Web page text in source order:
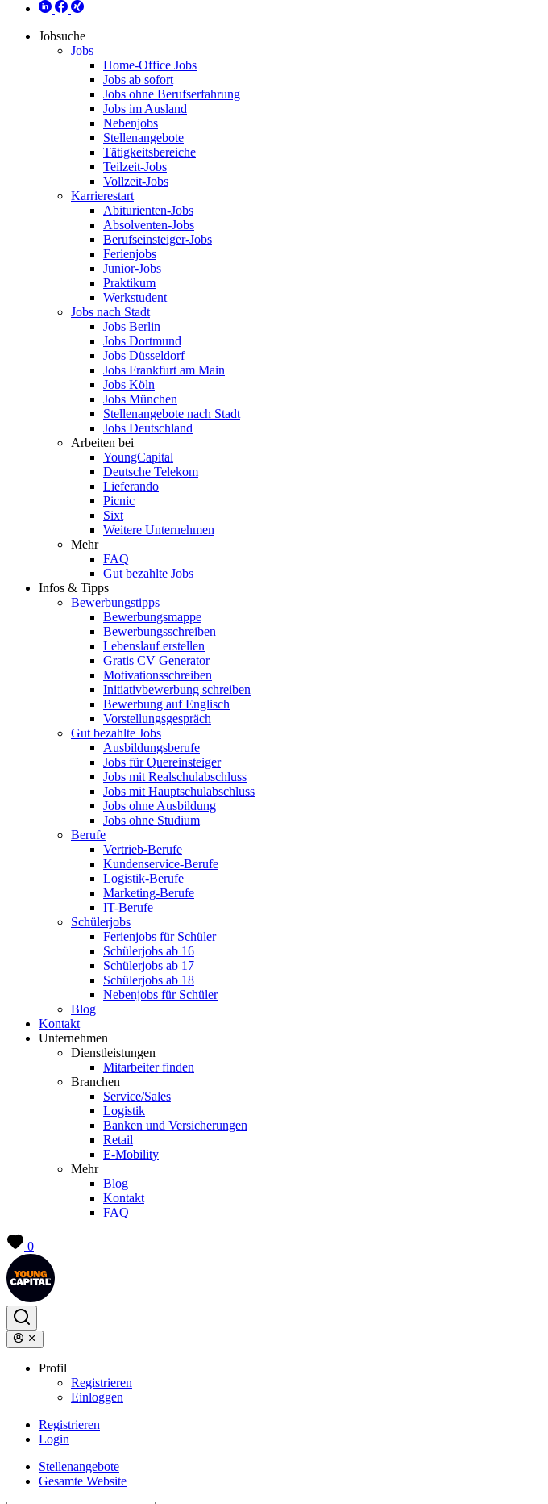
Jobsuche
Jobs
Home-Office Jobs
Jobs ab sofort
Jobs ohne Berufserfahrung
Jobs im Ausland
Nebenjobs
Stellenangebote
Tätigkeitsbereiche
Teilzeit-Jobs
Vollzeit-Jobs
Karrierestart
Abiturienten-Jobs
Absolventen-Jobs
Berufseinsteiger-Jobs
Ferienjobs
Junior-Jobs
Praktikum
Werkstudent
Jobs nach Stadt
Jobs Berlin
Jobs Dortmund
Jobs Düsseldorf
Jobs Frankfurt am Main
Jobs Köln
Jobs München
Stellenangebote nach Stadt
Jobs Deutschland
Arbeiten bei
YoungCapital
Deutsche Telekom
Lieferando
Picnic
Sixt
Weitere Unternehmen
Mehr
FAQ
Gut bezahlte Jobs
Infos & Tipps
Bewerbungstipps
Bewerbungsmappe
Bewerbungsschreiben
Lebenslauf erstellen
Gratis CV Generator
Motivationsschreiben
Initiativbewerbung schreiben
Bewerbung auf Englisch
Vorstellungsgespräch
Gut bezahlte Jobs
Ausbildungsberufe
Jobs für Quereinsteiger
Jobs mit Realschulabschluss
Jobs mit Hauptschulabschluss
Jobs ohne Ausbildung
Jobs ohne Studium
Berufe
Vertrieb-Berufe
Kundenservice-Berufe
Logistik-Berufe
Marketing-Berufe
IT-Berufe
Schülerjobs
Ferienjobs für Schüler
Schülerjobs ab 16
Schülerjobs ab 17
Schülerjobs ab 18
Nebenjobs für Schüler
Blog
Kontakt
Unternehmen
Dienstleistungen
Mitarbeiter finden
Branchen
Service/Sales
Logistik
Banken und Versicherungen
Retail
E-Mobility
Mehr
Blog
Kontakt
FAQ
0
Profil
Registrieren
Einloggen
Registrieren
Login
Stellenangebote
Gesamte Website